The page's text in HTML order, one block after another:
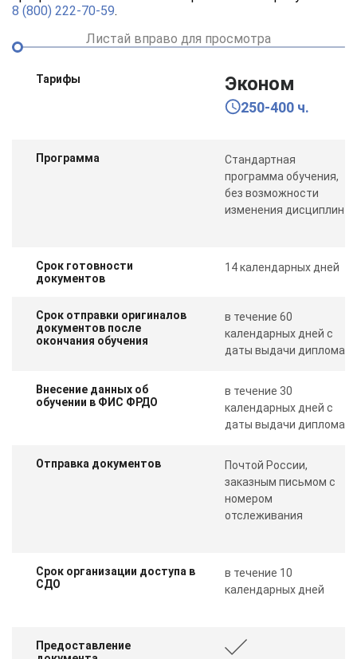
8 (800) 222-70-59.
Листай вправо для просмотра
Тарифы Эконом
250-400 ч.
Программа
Стандартная
программа обучения,
без возможности
изменения дисциплин
Срок готовности
документов
14 календарных дней
Срок отправки оригиналов
документов после
окончания обучения
в течение 60
календарных дней с
даты выдачи диплома
Внесение данных об
обучении в ФИС ФРДО
в течение 30
календарных дней с
даты выдачи диплома
Отправка документов
Почтой России,
заказным письмом с
номером
отслеживания
Срок организации доступа в
СДО
в течение 10
календарных дней
Предоставление